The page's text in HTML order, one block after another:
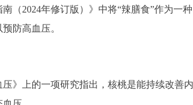
南（2024年修订版）》中将“辣膳食”作为
防高血压。
压》上的一项研究指出，核桃是能持续改善